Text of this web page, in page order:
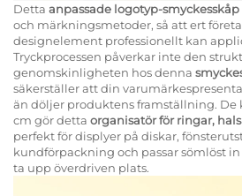
Detta anpassade logotyp-smyckesskåp
och märkningsmetoder, så att ert
designelement professionellt kan
Tryckprocessen påverkar inte den
genomskinligheten hos denna
säkerställer att din
än döljer produktens framställning.
cm gör detta organisatör för ringar,
perfekt för displyer på diskar,
kundförpackning och passar sömlöst
ta upp överdriven plats.